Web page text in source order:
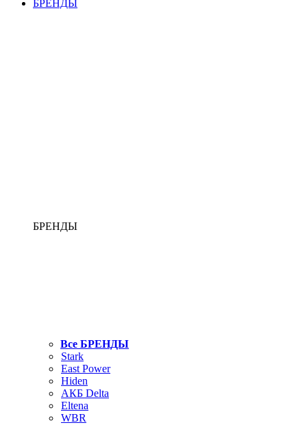
БРЕНДЫ
БРЕНДЫ
Все БРЕНДЫ
Stark
East Power
Hiden
АКБ Delta
Eltena
WBR